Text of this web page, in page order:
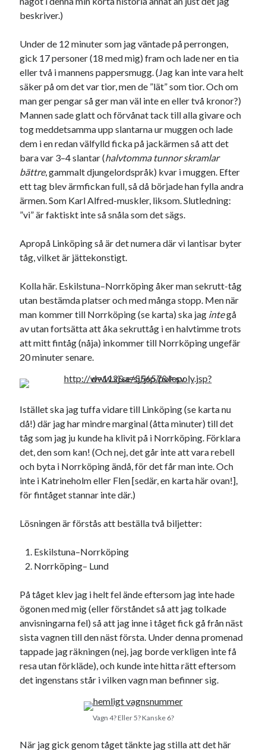
beskriver.)
Under de 12 minuter som jag väntade på perrongen,
gick 17 personer (18 med mig) fram och lade ner en tia
eller två i mannens pappersmugg. (Jag kan inte vara helt
säker på om det var tior, men de ”lät” som tior. Och om
man ger pengar så ger man väl inte en eller två kronor?)
Mannen sade glatt och förvånat tack till alla givare och
tog meddetsamma upp slantarna ur muggen och lade
dem i en redan välfylld ficka på jackärmen så att det
bara var 3–4 slantar (halvtomma tunnor skramlar
bättre, gammalt djungelordspråk) kvar i muggen. Efter
ett tag blev ärmfickan full, så då började han fylla andra
ärmen. Som Karl Alfred-muskler, liksom. Slutledning:
”vi” är faktiskt inte så snåla som det sägs.
Apropå Linköping så är det numera där vi lantisar byter
tåg, vilket är jättekonstigt.
Kolla här. Eskilstuna–Norrköping åker man sekrutt-tåg
utan bestämda platser och med många stopp. Men när
man kommer till Norrköping (se karta) ska jag integå
av utan fortsätta att åka sekruttåg i en halvtimme trots
att mitt fintåg (nåja) inkommer till Norrköping ungefär
20 minuter senare.
Istället ska jag tuffa vidare till Linköping (se karta nu
då!) där jag har mindre marginal (åtta minuter) till det
tåg som jag ju kunde ha klivit på i Norrköping. Förklara
det, den som kan! (Och nej, det går inte att vara rebell
och byta i Norrköping ändå, för det får man inte. Och
inte i Katrineholm eller Flen [sedär, en karta här ovan!],
för fintåget stannar inte där.)
Lösningen är förstås att beställa två biljetter:
Eskilstuna–Norrköping
Norrköping– Lund
På tåget klev jag i helt fel ände eftersom jag inte hade
ögonen med mig (eller förståndet så att jag tolkade
anvisningarna fel) så att jag inne i tåget fick gå från näst
sista vagnen till den näst första. Under denna promenad
tappade jag räkningen (nej, jag borde verkligen inte få
resa utan förkläde), och kunde inte hitta rätt eftersom
det ingenstans står i vilken vagn man befinner sig.
Vagn 4? Eller 5? Kanske 6?
När jag gick genom tåget tänkte jag stilla att det här